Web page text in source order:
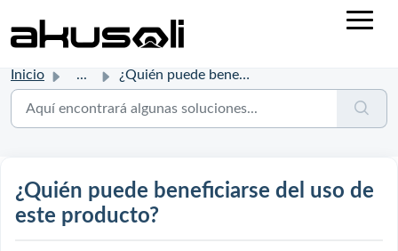
Inicio ... ¿Quién puede beneficiarse del uso de este producto?
¿Quién puede beneficiarse del uso de
este producto?